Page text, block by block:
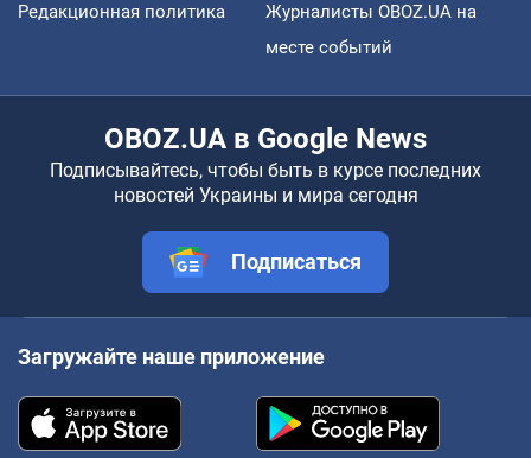
Редакционная политика
Журналисты OBOZ.UA на
месте событий
OBOZ.UA в Google News
Подписывайтесь, чтобы быть в курсе последних
новостей Украины и мира сегодня
Подписаться
Загружайте наше приложение